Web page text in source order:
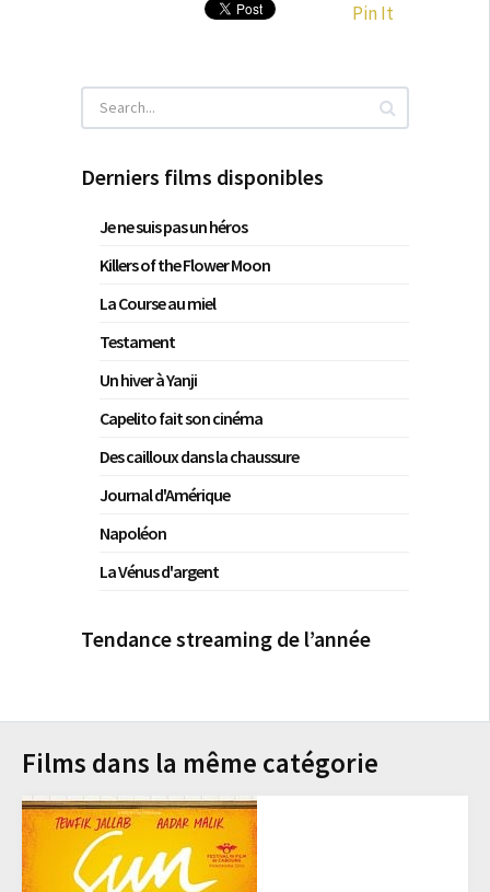
Pin It
Derniers films disponibles
Je ne suis pas un héros
Killers of the Flower Moon
La Course au miel
Testament
Un hiver à Yanji
Capelito fait son cinéma
Des cailloux dans la chaussure
Journal d'Amérique
Napoléon
La Vénus d'argent
Tendance streaming de l’année
Films dans la même catégorie